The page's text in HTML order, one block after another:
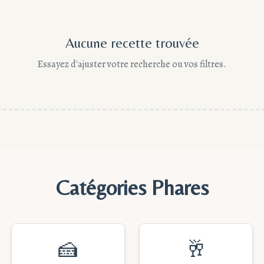
Aucune recette trouvée
Essayez d'ajuster votre recherche ou vos filtres.
Catégories Phares
🍰 🥂